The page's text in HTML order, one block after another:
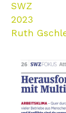
SWZ
2023
Ruth